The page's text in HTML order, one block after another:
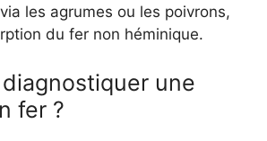
les agrumes ou les poivrons,
du fer non héminique.
une
fer ?